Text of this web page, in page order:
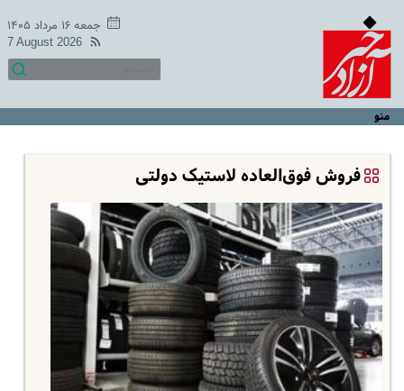
جمعه ۱۶ مرداد ۱۴۰۵
7 August 2026
منو
فروش فوق‌العاده لاستیک دولتی